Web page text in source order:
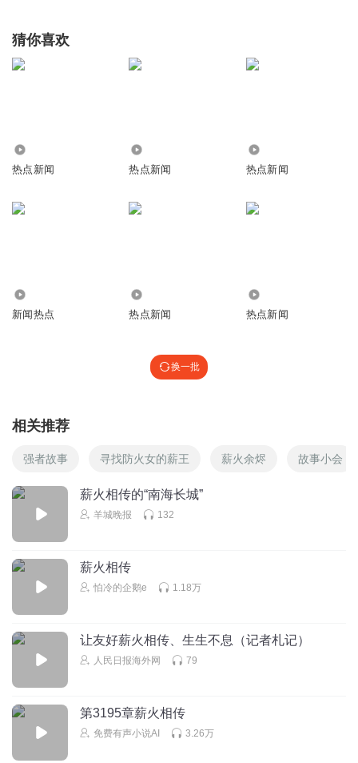
猜你喜欢
热点新闻 热点新闻 热点新闻
新闻热点 热点新闻 热点新闻
换一批
相关推荐
强者故事 寻找防火女的薪王 薪火余烬 故事小会
薪火相传的“南海长城”
羊城晚报 132
薪火相传
怕冷的企鹅e 1.18万
让友好薪火相传、生生不息（记者札记）
人民日报海外网 79
第3195章薪火相传
免费有声小说AI 3.26万